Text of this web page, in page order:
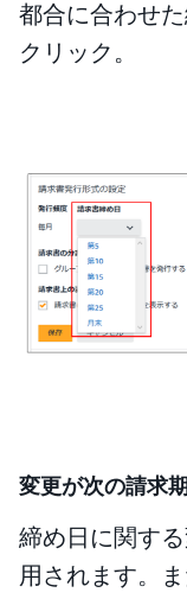
都合に合わせ
クリック。
変更が次の請求
締め日に関す
用されます。